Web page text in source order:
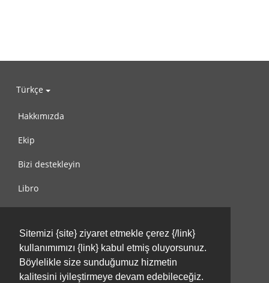
Sitemizi {site} ziyaret etmekle çerez {/link}
kullanımımızı {link} kabul etmiş oluyorsunuz.
Böylelikle size sunduğumuz hizmetin
kalitesini iyileştirmeye devam edebileceğiz.
Türkçe
Hakkımızda
Ekip
Bizi destekleyin
Libro
Kullanım Koşulları
Bize ulaşın